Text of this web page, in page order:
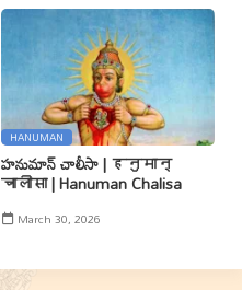
HANUMAN
హనుమాన్ చాలీసా | हनुमान्
चालीसा | Hanuman Chalisa
March 30, 2026